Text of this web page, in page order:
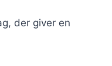
der giver en